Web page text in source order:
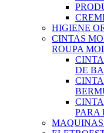
HIGIENE
CINTAS
ROUPA
DE
PARA